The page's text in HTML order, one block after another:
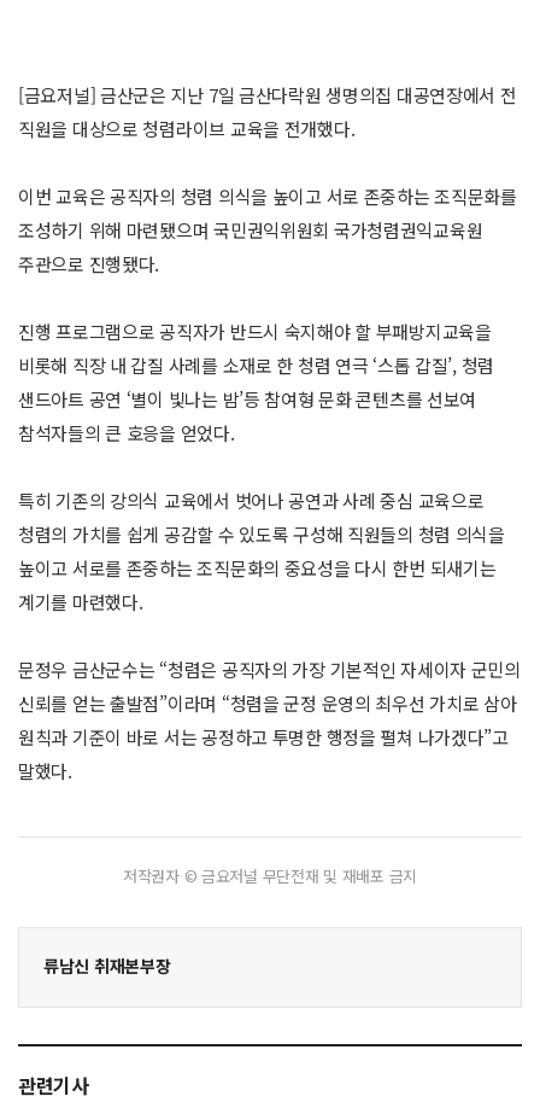
[금요저널] 금산군은 지난 7일 금산다락원 생명의집 대공연장에서 전
직원을 대상으로 청렴라이브 교육을 전개했다.
이번 교육은 공직자의 청렴 의식을 높이고 서로 존중하는 조직문화를
조성하기 위해 마련됐으며 국민권익위원회 국가청렴권익교육원
주관으로 진행됐다.
진행 프로그램으로 공직자가 반드시 숙지해야 할 부패방지교육을
비롯해 직장 내 갑질 사례를 소재로 한 청렴 연극 ‘스톱 갑질’, 청렴
샌드아트 공연 ‘별이 빛나는 밤’등 참여형 문화 콘텐츠를 선보여
참석자들의 큰 호응을 얻었다.
특히 기존의 강의식 교육에서 벗어나 공연과 사례 중심 교육으로
청렴의 가치를 쉽게 공감할 수 있도록 구성해 직원들의 청렴 의식을
높이고 서로를 존중하는 조직문화의 중요성을 다시 한번 되새기는
계기를 마련했다.
문정우 금산군수는 “청렴은 공직자의 가장 기본적인 자세이자 군민의
신뢰를 얻는 출발점”이라며 “청렴을 군정 운영의 최우선 가치로 삼아
원칙과 기준이 바로 서는 공정하고 투명한 행정을 펼쳐 나가겠다”고
말했다.
저작권자 © 금요저널 무단전재 및 재배포 금지
류남신 취재본부장
관련기사